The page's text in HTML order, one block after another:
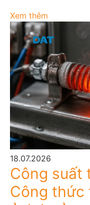
Xem thêm
18.07.2026
Công suất
Công thức